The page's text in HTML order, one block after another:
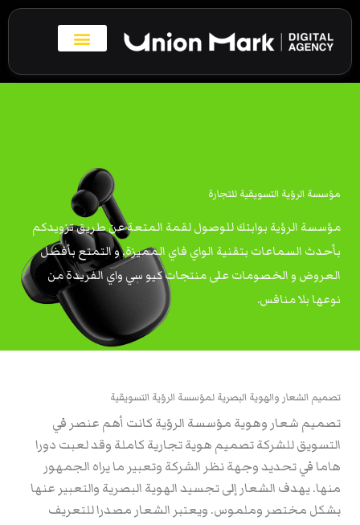
تخطي
المحتوى
مؤسسة الرؤية التسويقية للتجارة
مؤسسة الرؤية بوابتك للوصول لقمة المتعة عن طريق تزويدكم
بأحدث السماعات بتقنية الواي فاي المميزة, و التمتع بأفضل
العروض و الخصومات على منتجات كيو سي واي الفريدة من
نوعها بلا منافس.
تصميم الشعار والهوية البصرية لمؤسسة الرؤية التسويقية
تصميم شعار وهوية مؤسسة الرؤية كانت أهم عنصر في
التسويق للشركة تصميم هوية تجارية كاملة وقد لعبت دورا
هاما في تحديد وجهة نظر الشركة وتعبير ما يراه الجمهور
منها. يهدف الشعار إلى تجسيد الهوية البصرية والتعبير عنها
بشكل مختصر وملموس. ويعتبر الشعار مصدرا للتعريف